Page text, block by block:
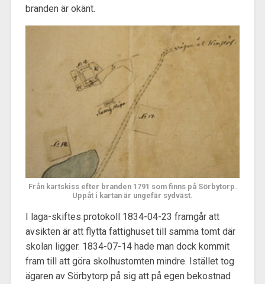
branden är okänt.
Från kartskiss efter branden 1791 som finns på Sörbytorp.
Uppåt i kartan är ungefär sydväst.
I laga-skiftes protokoll 1834-04-23 framgår att
avsikten är att flytta fattighuset till samma tomt där
skolan ligger. 1834-07-14 hade man dock kommit
fram till att göra skolhustomten mindre. Istället tog
ägaren av Sörbytorp på sig att på egen bekostnad